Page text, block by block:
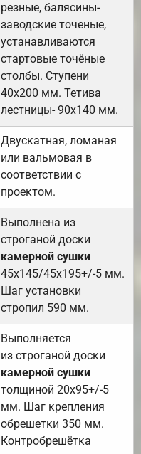
резные, балясины-
заводские точеные,
устанавливаются
стартовые точёные
столбы. Ступени
40х200 мм. Тетива
лестницы- 90х140 мм.
Двускатная, ломаная
или вальмовая в
соответствии с
проектом.
Выполнена из
строганой доски
камерной сушки
45х145/45х195+/-5 мм.
Шаг установки
стропил 590 мм.
Выполняется
из строганой доски
камерной сушки
толщиной 20х95+/-5
мм. Шаг крепления
обрешетки 350 мм.
Контробрешётка